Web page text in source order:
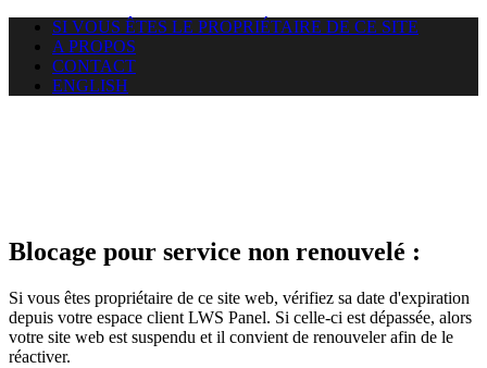
SI VOUS ÊTES LE PROPRIÉTAIRE DE CE SITE
A PROPOS
CONTACT
ENGLISH
Blocage pour service non renouvelé :
Si vous êtes propriétaire de ce site web, vérifiez sa date d'expiration
depuis votre espace client LWS Panel. Si celle-ci est dépassée, alors
votre site web est suspendu et il convient de renouveler afin de le
réactiver.